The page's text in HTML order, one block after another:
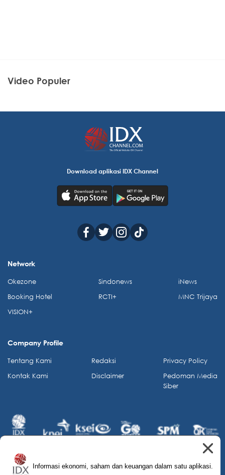
Video Populer
Informasi ekonomi, saham dan keuangan dalam satu aplikasi.
Download aplikasi IDX Channel
Network
Okezone
Booking Hotel
VISION+
Sindonews
RCTI+
iNews
MNC Trijaya
Company Profile
Tentang Kami
Kontak Kami
Redaksi
Disclaimer
Privacy Policy
Pedoman Media
Siber
© 2026 IDX Channel. All Rights Reserved.